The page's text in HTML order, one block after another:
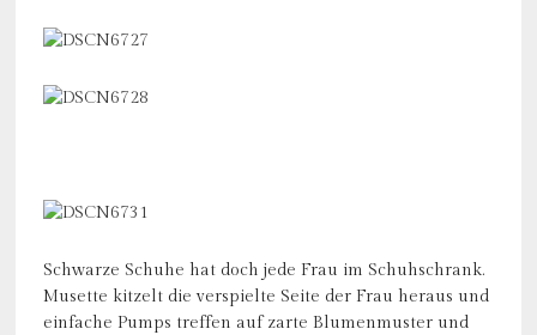
Schwarze Schuhe hat doch jede Frau im Schuhschrank.
Musette kitzelt die verspielte Seite der Frau heraus und
einfache Pumps treffen auf zarte Blumenmuster und